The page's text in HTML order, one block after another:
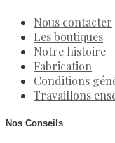
Nous contacter
Les boutiques
Notre histoire
Fabrication
Conditions
Travaillons
Nos Conseils